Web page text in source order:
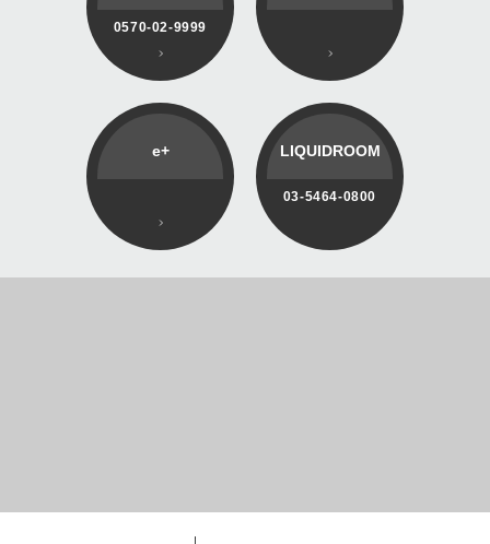
0570-02-9999
e+ LIQUIDROOM
03-5464-0800